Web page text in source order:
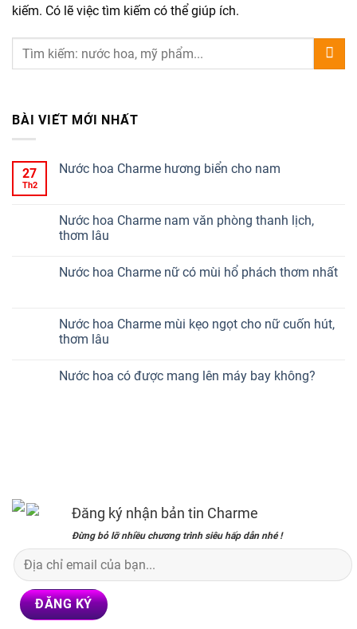
kiếm. Có lẽ việc tìm kiếm có thể giúp ích.
BÀI VIẾT MỚI NHẤT
27
Th2
Nước hoa Charme hương biển cho nam
Nước hoa Charme nam văn phòng thanh lịch,
thơm lâu
Nước hoa Charme nữ có mùi hổ phách thơm nhất
Nước hoa Charme mùi kẹo ngọt cho nữ cuốn hút,
thơm lâu
Nước hoa có được mang lên máy bay không?
Đăng ký nhận bản tin Charme
Đừng bỏ lỡ nhiều chương trình siêu hấp dẫn nhé !